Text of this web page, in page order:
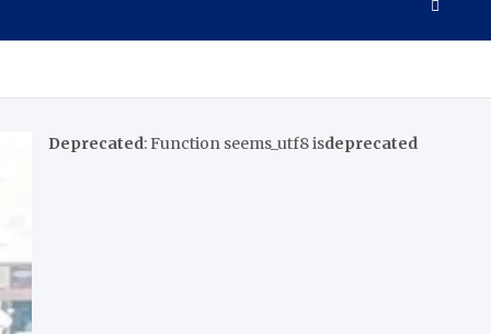
Deprecated: Function seems_utf8 isdeprecated